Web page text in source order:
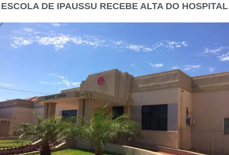
ESCOLA DE IPAUSSU RECEBE ALTA DO HOSPITAL